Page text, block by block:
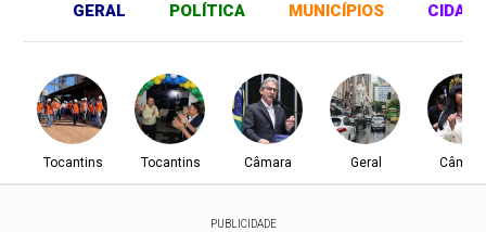
GERAL POLÍTICA MUNICÍPIOS
Tocantins Tocantins Câmara Geral
PUBLICIDADE